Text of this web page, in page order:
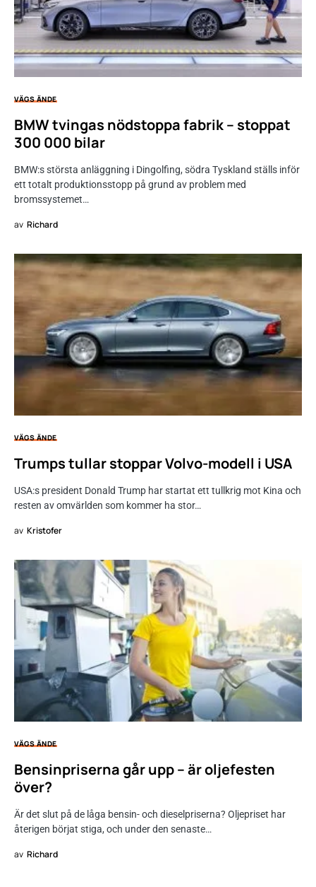
VÄGS ÄNDE
BMW tvingas nödstoppa fabrik – stoppat
300 000 bilar
BMW:s största anläggning i Dingolfing, södra Tyskland ställs inför
ett totalt produktionsstopp på grund av problem med
bromssystemet…
av Richard
VÄGS ÄNDE
Trumps tullar stoppar Volvo-modell i USA
USA:s president Donald Trump har startat ett tullkrig mot Kina och
resten av omvärlden som kommer ha stor…
av Kristofer
VÄGS ÄNDE
Bensinpriserna går upp – är oljefesten
över?
Är det slut på de låga bensin- och dieselpriserna? Oljepriset har
återigen börjat stiga, och under den senaste…
av Richard